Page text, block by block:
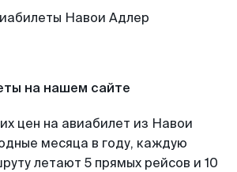
на нашем сайте
цен на авиабилет из Навои
месяца в году, каждую
летают 5 прямых рейсов и 10